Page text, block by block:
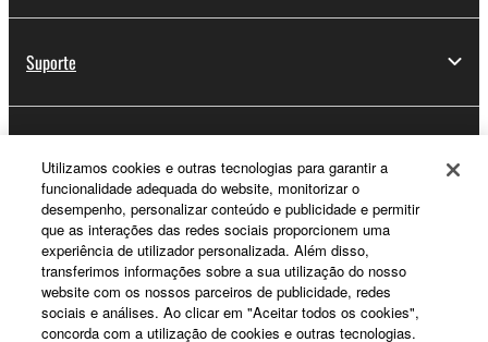
Suporte
Sobre a Yamaha
Portugal - Portuguese
Utilizamos cookies e outras tecnologias para garantir a
funcionalidade adequada do website, monitorizar o
desempenho, personalizar conteúdo e publicidade e permitir
que as interações das redes sociais proporcionem uma
experiência de utilizador personalizada. Além disso,
transferimos informações sobre a sua utilização do nosso
website com os nossos parceiros de publicidade, redes
sociais e análises. Ao clicar em "Aceitar todos os cookies",
concorda com a utilização de cookies e outras tecnologias.